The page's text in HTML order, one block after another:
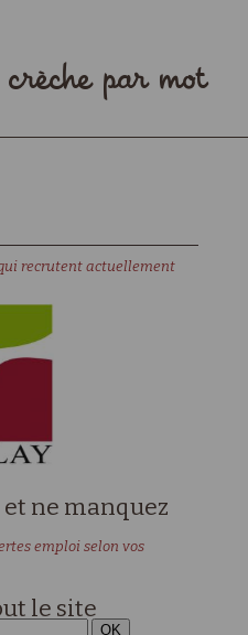
par mot
recrutent actuellement
ne manquez
emploi selon vos
le site